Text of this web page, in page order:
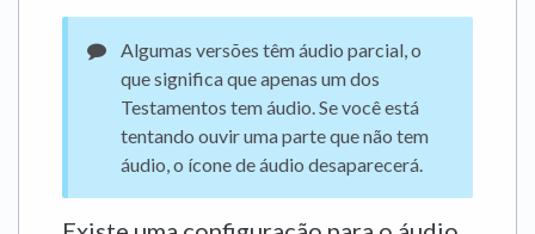
Algumas versões têm áudio parcial, o
que significa que apenas um dos
Testamentos tem áudio. Se você está
tentando ouvir uma parte que não tem
áudio, o ícone de áudio desaparecerá.